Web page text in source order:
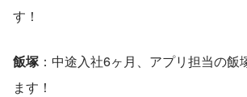
す！
飯塚：中途入社6ヶ月、アプリ担当の飯
ます！